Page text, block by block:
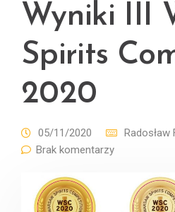
Wyniki III
Spirits
2020
05/11/2020 Radosław
Brak komentarzy